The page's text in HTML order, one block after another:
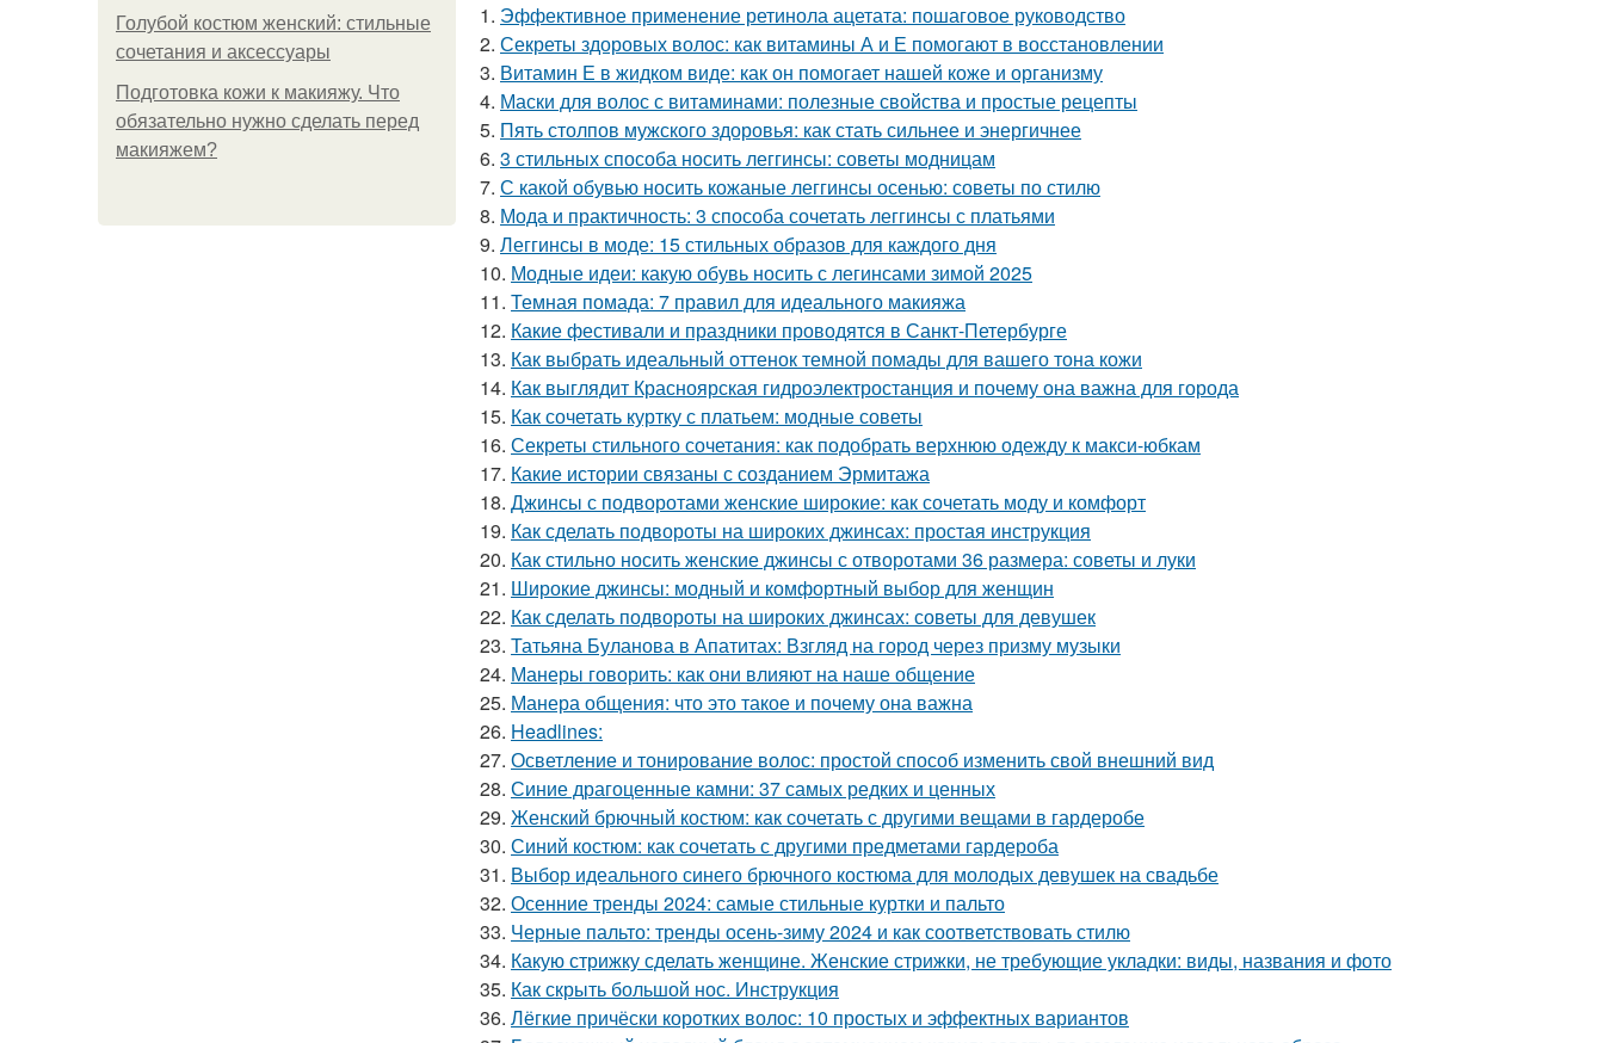
Голубой костюм женский: стильные
сочетания и аксессуары
Подготовка кожи к макияжу. Что
обязательно нужно сделать перед
макияжем?
1. Эффективное применение ретинола ацетата: пошаговое руководство
2. Секреты здоровых волос: как витамины А и Е помогают в восстановлении
3. Витамин Е в жидком виде: как он помогает нашей коже и организму
4. Маски для волос с витаминами: полезные свойства и простые рецепты
5. Пять столпов мужского здоровья: как стать сильнее и энергичнее
6. 3 стильных способа носить леггинсы: советы модницам
7. С какой обувью носить кожаные леггинсы осенью: советы по стилю
8. Мода и практичность: 3 способа сочетать леггинсы с платьями
9. Леггинсы в моде: 15 стильных образов для каждого дня
10. Модные идеи: какую обувь носить с легинсами зимой 2025
11. Темная помада: 7 правил для идеального макияжа
12. Какие фестивали и праздники проводятся в Санкт-Петербурге
13. Как выбрать идеальный оттенок темной помады для вашего тона кожи
14. Как выглядит Красноярская гидроэлектростанция и почему она важна для города
15. Как сочетать куртку с платьем: модные советы
16. Секреты стильного сочетания: как подобрать верхнюю одежду к макси-юбкам
17. Какие истории связаны с созданием Эрмитажа
18. Джинсы с подворотами женские широкие: как сочетать моду и комфорт
19. Как сделать подвороты на широких джинсах: простая инструкция
20. Как стильно носить женские джинсы с отворотами 36 размера: советы и луки
21. Широкие джинсы: модный и комфортный выбор для женщин
22. Как сделать подвороты на широких джинсах: советы для девушек
23. Татьяна Буланова в Апатитах: Взгляд на город через призму музыки
24. Манеры говорить: как они влияют на наше общение
25. Манера общения: что это такое и почему она важна
26. Headlines:
27. Осветление и тонирование волос: простой способ изменить свой внешний вид
28. Синие драгоценные камни: 37 самых редких и ценных
29. Женский брючный костюм: как сочетать с другими вещами в гардеробе
30. Синий костюм: как сочетать с другими предметами гардероба
31. Выбор идеального синего брючного костюма для молодых девушек на свадьбе
32. Осенние тренды 2024: самые стильные куртки и пальто
33. Черные пальто: тренды осень-зиму 2024 и как соответствовать стилю
34. Какую стрижку сделать женщине. Женские стрижки, не требующие укладки: виды, названия и фото
35. Как скрыть большой нос. Инструкция
36. Лёгкие причёски коротких волос: 10 простых и эффектных вариантов